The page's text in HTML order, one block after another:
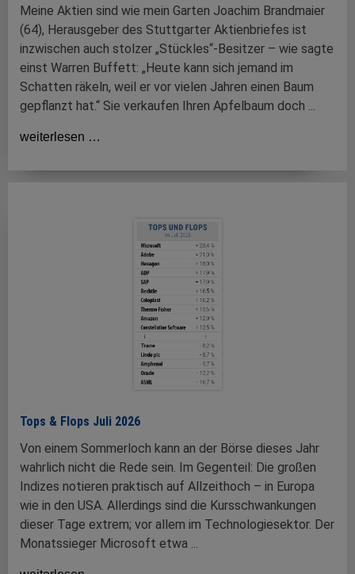
Meine Aktien sind wie mein Garten Joachim Brandmaier
(64), Herausgeber des Stuttgarter Aktienbriefes ist
inzwischen auch stolzer „Stückles“-Besitzer – wie sagte
einst Warren Buffett: „Heute kann sich jemand im
Schatten räkeln, weil er vor vielen Jahren einen Baum
gepflanzt hat.“ Sie verkaufen Ihren Apfelbaum doch ...
weiterlesen …
Tops & Flops Juli 2026
Von einem Sommerloch kann an der Börse dieses Jahr
wahrlich nicht die Rede sein. Im Gegenteil: Die großen
Indizes notieren praktisch auf Allzeithoch – in Europa
wie in den USA. Allerdings sind die Kursschwankungen
dieser Tage extrem; vor allem im Technologiesektor. Der
Monatssieger Microsoft etwa ...